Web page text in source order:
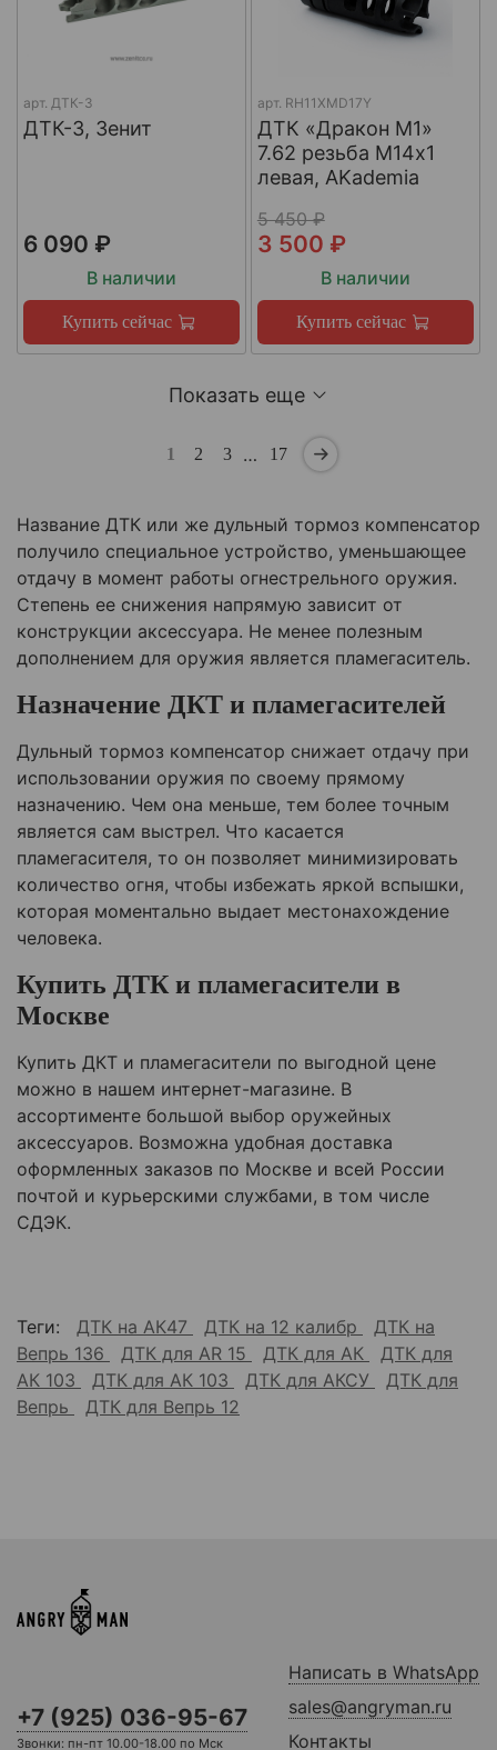
арт. ДТК-3
ДТК-3, Зенит
6 090 ₽
В наличии
Купить сейчас
арт. RH11XMD17Y
ДТК «Дракон М1»
7.62 резьба М14х1
левая, AKademia
5 450 ₽
3 500 ₽
В наличии
Купить сейчас
Показать еще
1 2 3 … 17
Название ДТК или же дульный тормоз компенсатор
получило специальное устройство, уменьшающее
отдачу в момент работы огнестрельного оружия.
Степень ее снижения напрямую зависит от
конструкции аксессуара. Не менее полезным
дополнением для оружия является пламегаситель.
Назначение ДКТ и пламегасителей
Дульный тормоз компенсатор снижает отдачу при
использовании оружия по своему прямому
назначению. Чем она меньше, тем более точным
является сам выстрел. Что касается
пламегасителя, то он позволяет минимизировать
количество огня, чтобы избежать яркой вспышки,
которая моментально выдает местонахождение
человека.
Купить ДТК и пламегасители в
Москве
Купить ДКТ и пламегасители по выгодной цене
можно в нашем интернет-магазине. В
ассортименте большой выбор оружейных
аксессуаров. Возможна удобная доставка
оформленных заказов по Москве и всей России
почтой и курьерскими службами, в том числе
СДЭК.
Теги: ДТК на АК47 ДТК на 12 калибр
ДТК на
Вепрь 136
ДТК для AR 15 ДТК для АК
ДТК для
АК 103
ДТК для АК 103 ДТК для АКСУ
ДТК для
Вепрь
ДТК для Вепрь 12
+7 (925) 036-95-67
Звонки: пн-пт 10.00-18.00 по Мск
Написать в WhatsApp
sales@angryman.ru
Контакты